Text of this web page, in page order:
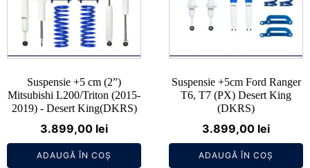
Suspensie +5 cm (2”)
Mitsubishi L200/Triton (2015-
2019) - Desert King(DKRS)
3.899,00 lei
ADAUGĂ ÎN COȘ
Suspensie +5cm Ford Ranger
T6, T7 (PX) Desert King
(DKRS)
3.899,00 lei
ADAUGĂ ÎN COȘ